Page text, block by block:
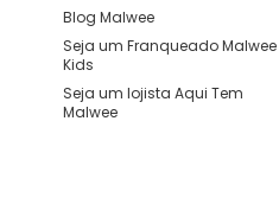
Blog Malwee
Seja um Franqueado Malwee
Kids
Seja um lojista Aqui Tem
Malwee